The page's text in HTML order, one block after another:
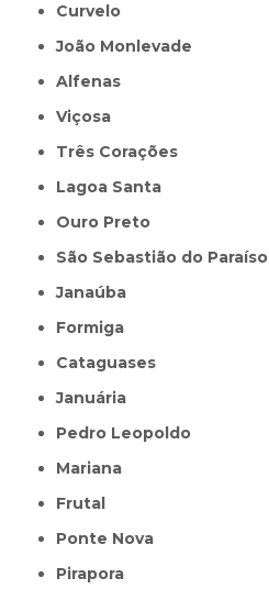
Curvelo
João Monlevade
Alfenas
Viçosa
Três Corações
Lagoa Santa
Ouro Preto
São Sebastião do Paraíso
Janaúba
Formiga
Cataguases
Januária
Pedro Leopoldo
Mariana
Frutal
Ponte Nova
Pirapora